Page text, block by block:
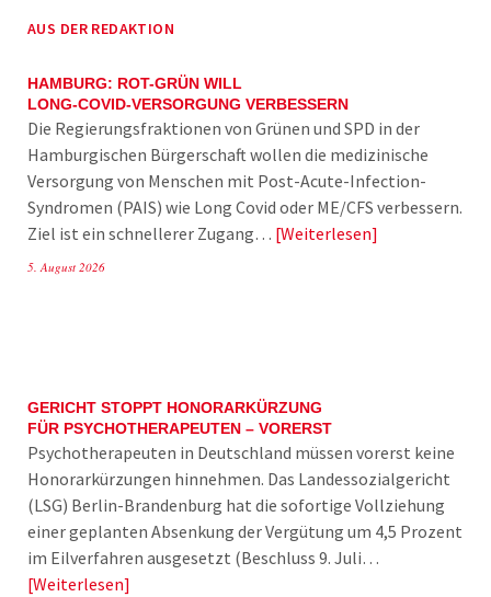
AUS DER REDAKTION
HAMBURG: ROT-GRÜN WILL
LONG-COVID-VERSORGUNG VERBESSERN
Die Regierungsfraktionen von Grünen und SPD in der
Hamburgischen Bürgerschaft wollen die medizinische
Versorgung von Menschen mit Post-Acute-Infection-
Syndromen (PAIS) wie Long Covid oder ME/CFS verbessern.
Ziel ist ein schnellerer Zugang… Weiterlesen
5. August 2026
GERICHT STOPPT HONORARKÜRZUNG
FÜR PSYCHOTHERAPEUTEN – VORERST
Psychotherapeuten in Deutschland müssen vorerst keine
Honorarkürzungen hinnehmen. Das Landessozialgericht
(LSG) Berlin-Brandenburg hat die sofortige Vollziehung
einer geplanten Absenkung der Vergütung um 4,5 Prozent
im Eilverfahren ausgesetzt (Beschluss 9. Juli…
Weiterlesen